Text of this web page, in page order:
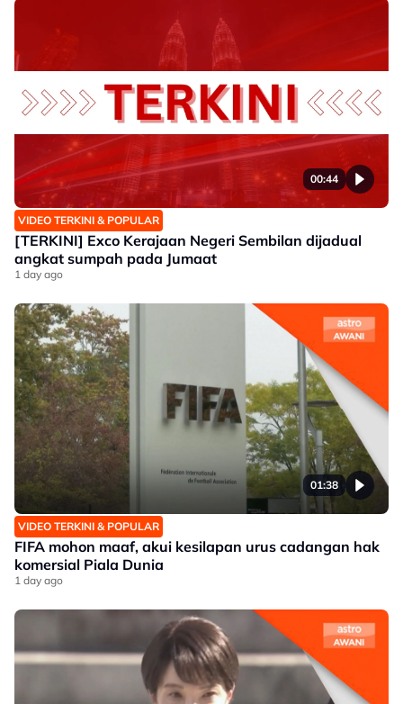
00:44
VIDEO TERKINI & POPULAR
[TERKINI] Exco Kerajaan Negeri Sembilan dijadual
angkat sumpah pada Jumaat
1 day ago
01:38
VIDEO TERKINI & POPULAR
FIFA mohon maaf, akui kesilapan urus cadangan hak
komersial Piala Dunia
1 day ago